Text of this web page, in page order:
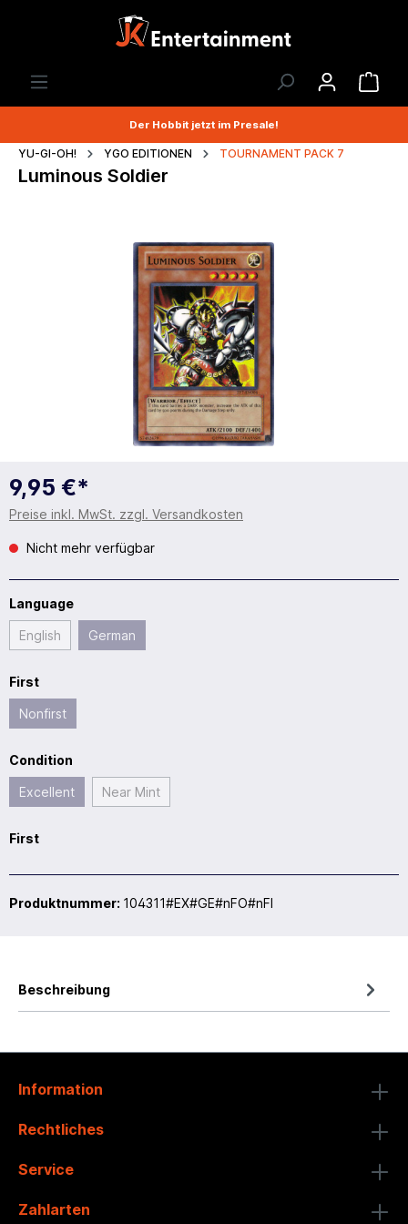
Der Hobbit jetzt im Presale!
YU-GI-OH! YGO EDITIONEN TOURNAMENT PACK 7
Luminous Soldier
9,95 €*
Preise inkl. MwSt. zzgl. Versandkosten
Nicht mehr verfügbar
Language
English German
First
Nonfirst
Condition
Excellent Near Mint
First
Produktnummer: 104311#EX#GE#nFO#nFI
Beschreibung
Information
Rechtliches
Service
Zahlarten